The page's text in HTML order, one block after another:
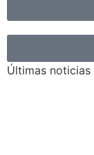
Últimas noticias